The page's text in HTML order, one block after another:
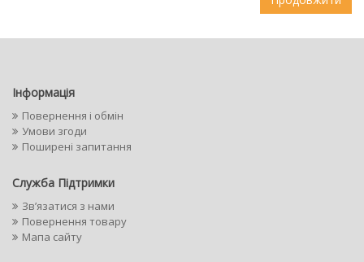
Інформація
Повернення і обмін
Умови згоди
Поширені запитання
Служба Підтримки
Зв’язатися з нами
Повернення товару
Мапа сайту